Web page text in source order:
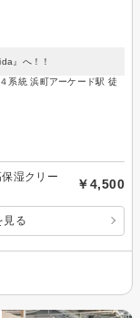
』へ！！
系統 浜町アーケード駅 徒
湿クリー
￥4,500
見る